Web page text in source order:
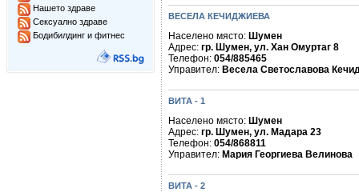
Нашето здраве
Сексуално здраве
Бодибилдинг и фитнес
ВЕСЕЛА КЕЧИДЖИЕВА
Населено място: Шумен
Адрес: гр. Шумен, ул. Хан Омуртаг 8
Телефон: 054/885465
Управител: Весела Светославова
ВИТА - 1
Населено място: Шумен
Адрес: гр. Шумен, ул. Мадара 23
Телефон: 054/868811
Управител: Мария Георгиева Велинова
ВИТА - 2